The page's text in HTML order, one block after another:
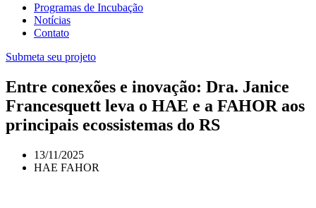
Programas de Incubação
Notícias
Contato
Submeta seu projeto
Entre conexões e inovação: Dra. Janice
Francesquett leva o HAE e a FAHOR aos
principais ecossistemas do RS
13/11/2025
HAE FAHOR